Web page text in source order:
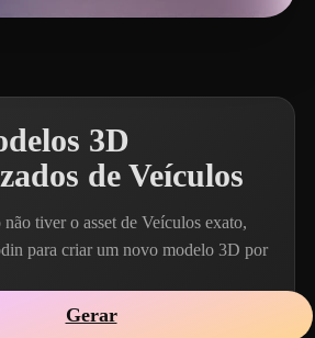
3D
de Veículos
tiver o asset de Veículos exato,
para criar um novo modelo 3D por
Gerar